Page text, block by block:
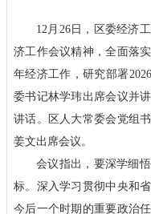
12月26日，区委经济
济工作会议精神，全面落
年经济工作，研究部署
委书记林学玮出席会议并
讲话。区人大常委会党组
姜文出席会议。
会议指出，要深学细
标。深入学习贯彻中央和
今后一个时期的重要政治